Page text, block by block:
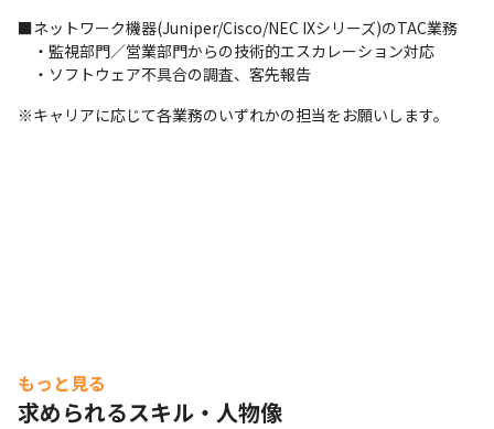
■ネットワーク機器(Juniper/Cisco/NEC IXシリーズ)のTAC業務
・監視部門／営業部門からの技術的エスカレーション対応
・ソフトウェア不具合の調査、客先報告
※キャリアに応じて各業務のいずれかの担当をお願いします。
もっと見る
求められるスキル・人物像